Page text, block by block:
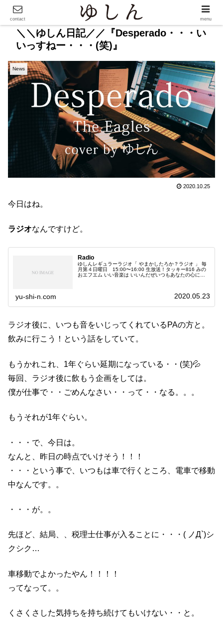
＼＼ゆしん日記／／『Desperado・・・い
いっすねー・・・(笑)』
News
2020.10.25
今日はね。
ラジオなんですけど。
Radio
ゆしんレギュラーラジオ「 やまかしたろか？ラジオ 」 毎
月第４日曜日 15:00〜16:00 生放送！タッキー816 みの
おエフエム いい音楽は いいんだぜいつもあなたの心にグ
yu-shi-n.com 2020.05.23
ラジオ後に、いつも音をいじってくれているPAの方と。
飲みに行こう！という話をしていて。
もうかれこれ、1年ぐらい延期になっている・・(笑)💦
毎回、ラジオ後に飲もう企画をしては。
僕が仕事で・・ごめんなさい・・って・・なる。。。
もうそれが1年ぐらい。
・・・で、今日は。
なんと、昨日の時点でいけそう！！！
・・・という事で、いつもは車で行くところ、電車で移動
中なんです。。
・・・が。。
先ほど、結局、、税理士仕事が入ることに・・・( ノД`)シ
クシク…
車移動でよかったやん！！！！
ってなって。。
くさくさした気持ちを持ち続けてもいけない・・と。
contact menu